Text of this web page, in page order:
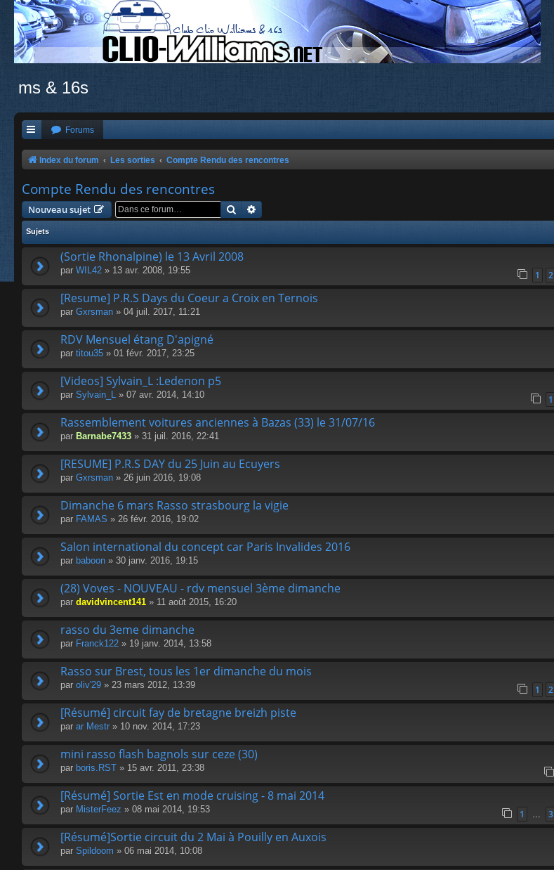
ms & 16s
Forums
Index du forum Les sorties Compte Rendu des rencontres
Compte Rendu des rencontres
Nouveau sujet Rechercher
Sujets
(Sortie Rhonalpine) le 13 Avril 2008
par WIL42 » 13 avr. 2008, 19:55 1 2
[Resume] P.R.S Days du Coeur a Croix en Ternois
par Gxrsman » 04 juil. 2017, 11:21
RDV Mensuel étang D'apigné
par titou35 » 01 févr. 2017, 23:25
[Videos] Sylvain_L :Ledenon p5
par Sylvain_L » 07 avr. 2014, 14:10 1
Rassemblement voitures anciennes à Bazas (33) le 31/07/16
par Barnabe7433 » 31 juil. 2016, 22:41
[RESUME] P.R.S DAY du 25 Juin au Ecuyers
par Gxrsman » 26 juin 2016, 19:08
Dimanche 6 mars Rasso strasbourg la vigie
par FAMAS » 26 févr. 2016, 19:02
Salon international du concept car Paris Invalides 2016
par baboon » 30 janv. 2016, 19:15
(28) Voves - NOUVEAU - rdv mensuel 3ème dimanche
par davidvincent141 » 11 août 2015, 16:20
rasso du 3eme dimanche
par Franck122 » 19 janv. 2014, 13:58
Rasso sur Brest, tous les 1er dimanche du mois
par oliv'29 » 23 mars 2012, 13:39 1 2
[Résumé] circuit fay de bretagne breizh piste
par ar Mestr » 10 nov. 2014, 17:23
mini rasso flash bagnols sur ceze (30)
par boris.RST » 15 avr. 2011, 23:38
[Résumé] Sortie Est en mode cruising - 8 mai 2014
par MisterFeez » 08 mai 2014, 19:53 1 … 3
[Résumé]Sortie circuit du 2 Mai à Pouilly en Auxois
par Spildoom » 06 mai 2014, 10:08